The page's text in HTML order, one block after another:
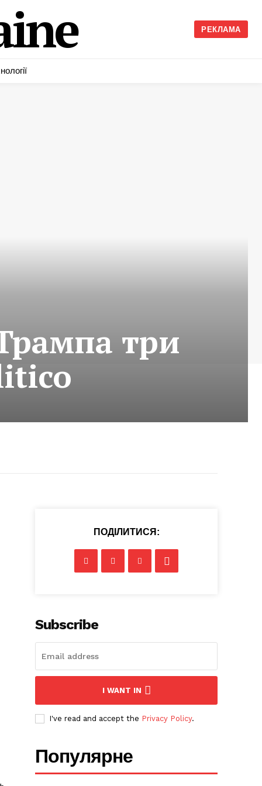
РЕКЛАМА
три
ПОДІЛИТИСЯ:
Subscribe
I WANT IN
I've read and accept the Privacy Policy.
Популярне